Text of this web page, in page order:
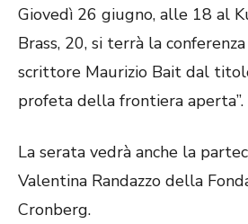
Giovedì 26 giugno, alle 18 al
Brass, 20, si terrà la
scrittore Maurizio Bait dal
profeta della frontiera aperta”.
La serata vedrà anche la
Valentina Randazzo della
Cronberg.